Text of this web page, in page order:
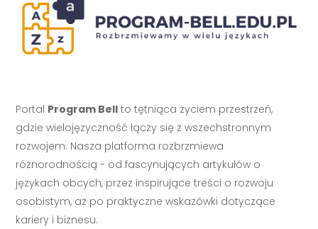
Portal Program Bell to tętniąca życiem przestrzeń,
gdzie wielojęzyczność łączy się z wszechstronnym
rozwojem. Nasza platforma rozbrzmiewa
różnorodnością - od fascynujących artykułów o
językach obcych, przez inspirujące treści o rozwoju
osobistym, aż po praktyczne wskazówki dotyczące
kariery i biznesu.